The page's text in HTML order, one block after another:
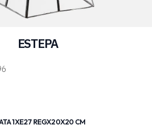
ESTEPA
1XE27 REGX20X20 CM